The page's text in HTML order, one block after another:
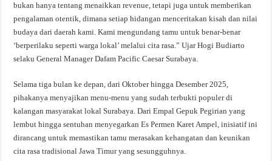
bukan hanya tentang menaikkan revenue, tetapi juga untuk memberikan
pengalaman otentik, dimana setiap hidangan menceritakan kisah dan nilai
budaya dari daerah kami. Kami mengundang tamu untuk benar-benar
‘berperilaku seperti warga lokal’ melalui cita rasa.” Ujar Hogi Budiarto
selaku General Manager Dafam Pacific Caesar Surabaya.
Selama tiga bulan ke depan, dari Oktober hingga Desember 2025,
pihakanya menyajikan menu-menu yang sudah terbukti populer di
kalangan masyarakat lokal Surabaya. Dari Empal Gepuk Pegirian yang
lembut hingga sentuhan menyegarkan Es Permen Karet Ampel, inisiatif ini
dirancang untuk memastikan tamu merasakan kehangatan dan keunikan
cita rasa tradisional Jawa Timur yang sesungguhnya.